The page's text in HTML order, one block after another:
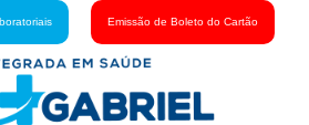
Emissão de Boleto do Cartão